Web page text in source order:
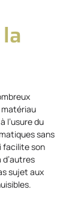
matériau
l’usure du
sans
facilite son
sujet aux